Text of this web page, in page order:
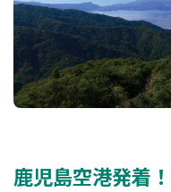
鹿児島空港発着